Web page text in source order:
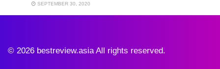
SEPTEMBER 30, 2020
© 2026 bestreview.asia All rights reserved.